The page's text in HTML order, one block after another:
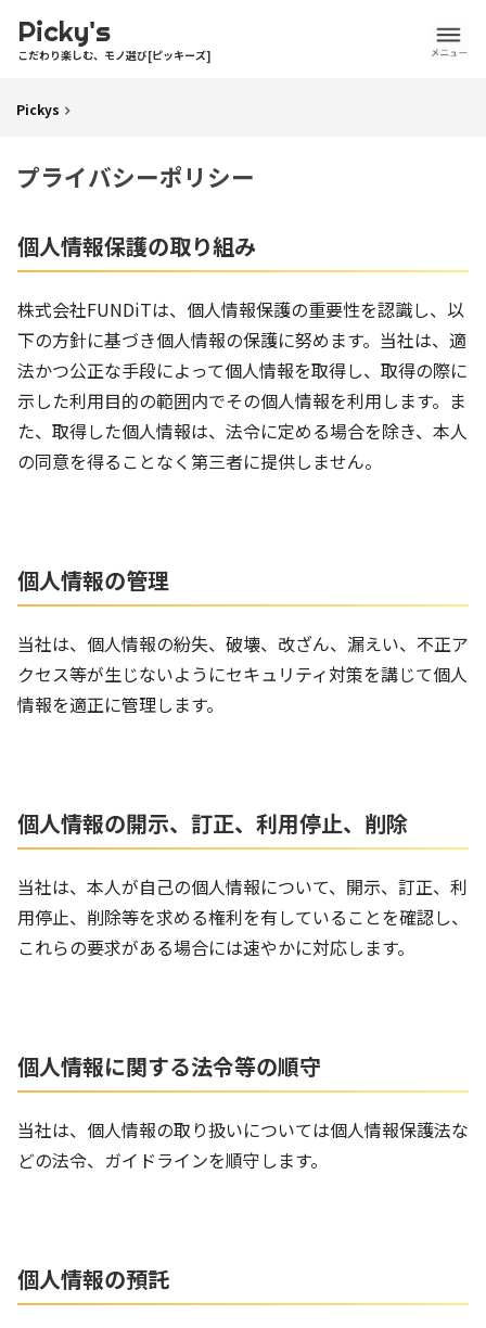
Picky's
こだわり楽しむ、モノ選び[ピッキーズ]
Pickys
プライバシーポリシー
個人情報保護の取り組み
株式会社FUNDiTは、個人情報保護の重要性を認識し、以
下の方針に基づき個人情報の保護に努めます。当社は、適
法かつ公正な手段によって個人情報を取得し、取得の際に
示した利用目的の範囲内でその個人情報を利用します。ま
た、取得した個人情報は、法令に定める場合を除き、本人
の同意を得ることなく第三者に提供しません。
個人情報の管理
当社は、個人情報の紛失、破壊、改ざん、漏えい、不正ア
クセス等が生じないようにセキュリティ対策を講じて個人
情報を適正に管理します。
個人情報の開示、訂正、利用停止、削除
当社は、本人が自己の個人情報について、開示、訂正、利
用停止、削除等を求める権利を有していることを確認し、
これらの要求がある場合には速やかに対応します。
個人情報に関する法令等の順守
当社は、個人情報の取り扱いについては個人情報保護法な
どの法令、ガイドラインを順守します。
個人情報の預託